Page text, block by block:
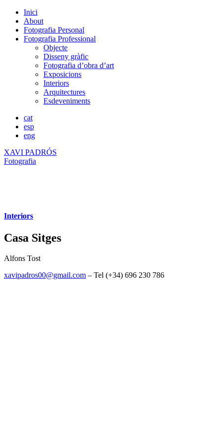
Inici
About
Fotografia Personal
Fotografia Professional
Objecte
Disseny gràfic
Fotografia d’obra d’art
Exposicions
Interiors
Arquitectures
Esdeveniments
cat
esp
eng
XAVI PADRÓS
Fotografia
Interiors
Casa Sitges
Alfons Tost
xavipadros00@gmail.com – Tel (+34) 696 230 786